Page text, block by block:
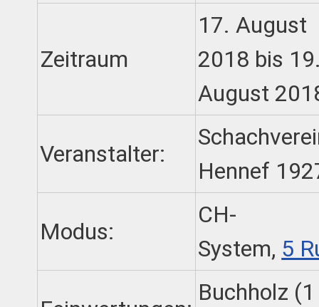
Zeitraum
17. August
2018 bis
August
Veranstalter:
Hennef
Modus:
CH-
System, 5
Buchholz (1